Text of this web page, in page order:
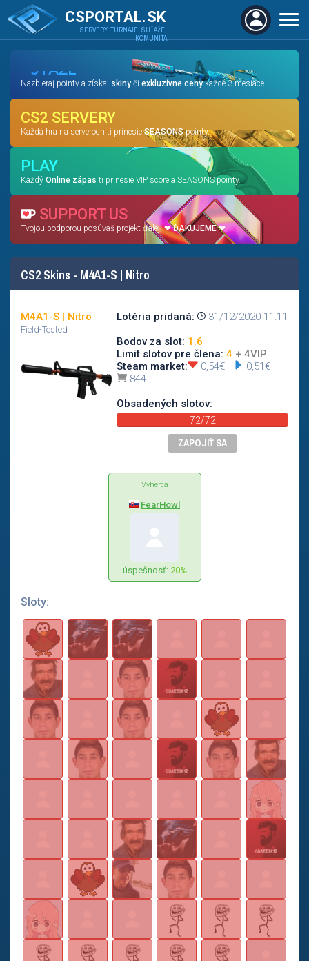
CSPORTAL.SK
SERVERY, TURNAJE, SÚŤAŽE,
KOMUNITA
SÚŤAŽE
Nazbieraj pointy a získaj skiny či exkluzívne cenykaždé 3 mesiace.
CS2 SERVERY
Každá hra na serveroch ti prinesieSEASONSpointy.
PLAY
Každý Online zápas ti prinesie VIP score a SEASONS pointy.
SUPPORT US
Tvojou podporou posúvaš projekt ďalej. ❤ĎAKUJEME❤
CS2 Skins - M4A1-S | Nitro
M4A1-S | Nitro
Field-Tested
Lotéria pridaná:
31/12/2020 11:11
Bodov za slot: 1.6
Limit slotov pre člena: 4 + 4VIP
Steam market:
0,54€ · 0,51€ ·
844
Obsadených slotov:
72/72
ZAPOJIŤ SA
Výherca
FearHowl
úspešnosť: 20%
Sloty: